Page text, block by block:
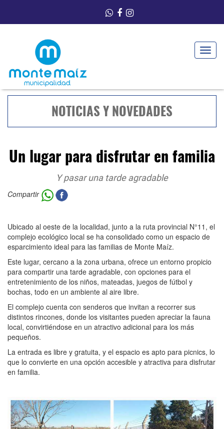
Toggle
NOTICIAS Y NOVEDADES
Un lugar para disfrutar en familia
Y pasar una tarde agradable
Compartir
Ubicado al oeste de la localidad, junto a la ruta provincial N°11, el
complejo ecológico local se ha consolidado como un espacio de
esparcimiento ideal para las familias de Monte Maíz.
Este lugar, cercano a la zona urbana, ofrece un entorno propicio
para compartir una tarde agradable, con opciones para el
entretenimiento de los niños, mateadas, juegos de fútbol y
bochas, todo en un ambiente al aire libre.
El complejo cuenta con senderos que invitan a recorrer sus
distintos rincones, donde los visitantes pueden apreciar la fauna
local, convirtiéndose en un atractivo adicional para los más
pequeños.
La entrada es libre y gratuita, y el espacio es apto para picnics, lo
que lo convierte en una opción accesible y atractiva para disfrutar
en familia.